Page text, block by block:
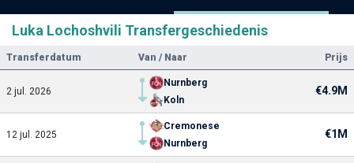
Luka Lochoshvili Transfergeschiedenis
Transferdatum Van / Naar Prijs
2 jul. 2026
Nurnberg
Koln
€4.9M
12 jul. 2025
Cremonese
Nurnberg
€1M